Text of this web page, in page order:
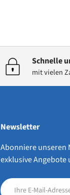
Schnelle
mit vielen
Newsletter
Abonniere unseren
exklusive
E-Mail